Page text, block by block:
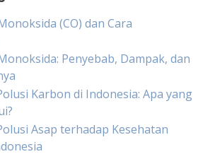
(CO) dan Cara
Penyebab, Dampak, dan
Karbon di Indonesia: Apa yang
Asap terhadap Kesehatan